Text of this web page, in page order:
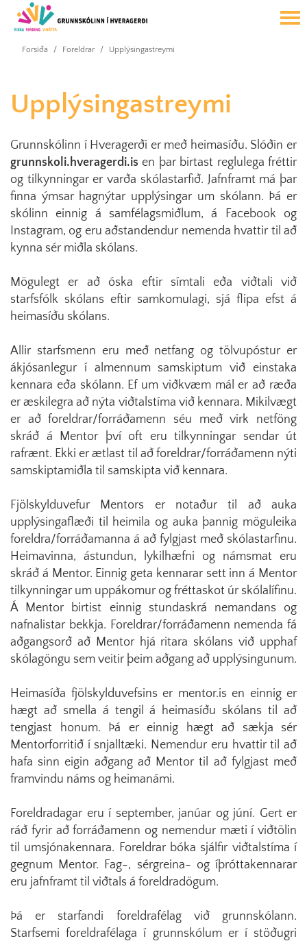
Forsíða / Foreldrar / Upplýsingastreymi
Upplýsingastreymi
Grunnskólinn í Hveragerði er með heimasíðu. Slóðin er
grunnskoli.hveragerdi.is en þar birtast reglulega fréttir
og tilkynningar er varða skólastarfið. Jafnframt má þar
finna ýmsar hagnýtar upplýsingar um skólann. Þá er
skólinn einnig á samfélagsmiðlum, á Facebook og
Instagram, og eru aðstandendur nemenda hvattir til að
kynna sér miðla skólans.
Mögulegt er að óska eftir símtali eða viðtali við
starfsfólk skólans eftir samkomulagi, sjá flipa efst á
heimasíðu skólans.
Allir starfsmenn eru með netfang og tölvupóstur er
ákjósanlegur í almennum samskiptum við einstaka
kennara eða skólann. Ef um viðkvæm mál er að ræða
er æskilegra að nýta viðtalstíma við kennara. Mikilvægt
er að foreldrar/forráðamenn séu með virk netföng
skráð á Mentor því oft eru tilkynningar sendar út
rafrænt. Ekki er ætlast til að foreldrar/forráðamenn nýti
samskiptamiðla til samskipta við kennara.
Fjölskylduvefur Mentors er notaður til að auka
upplýsingaflæði til heimila og auka þannig möguleika
foreldra/forráðamanna á að fylgjast með skólastarfinu.
Heimavinna, ástundun, lykilhæfni og námsmat eru
skráð á Mentor. Einnig geta kennarar sett inn á Mentor
tilkynningar um uppákomur og fréttaskot úr skólalífinu.
Á Mentor birtist einnig stundaskrá nemandans og
nafnalistar bekkja. Foreldrar/forráðamenn nemenda fá
aðgangsorð að Mentor hjá ritara skólans við upphaf
skólagöngu sem veitir þeim aðgang að upplýsingunum.
Heimasíða fjölskylduvefsins er mentor.is en einnig er
hægt að smella á tengil á heimasíðu skólans til að
tengjast honum. Þá er einnig hægt að sækja sér
Mentorforritið í snjalltæki. Nemendur eru hvattir til að
hafa sinn eigin aðgang að Mentor til að fylgjast með
framvindu náms og heimanámi.
Foreldradagar eru í september, janúar og júní. Gert er
ráð fyrir að forráðamenn og nemendur mæti í viðtölin
til umsjónakennara. Foreldrar bóka sjálfir viðtalstíma í
gegnum Mentor. Fag-, sérgreina- og íþróttakennarar
eru jafnframt til viðtals á foreldradögum.
Þá er starfandi foreldrafélag við grunnskólann.
Starfsemi foreldrafélaga í grunnskólum er í stöðugri